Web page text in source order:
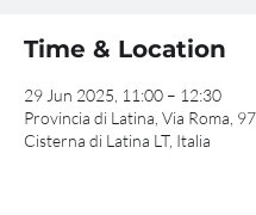
Time & Location
29 Jun 2025, 11:00 – 12:30
Provincia di Latina, Via Roma,
Cisterna di Latina LT, Italia